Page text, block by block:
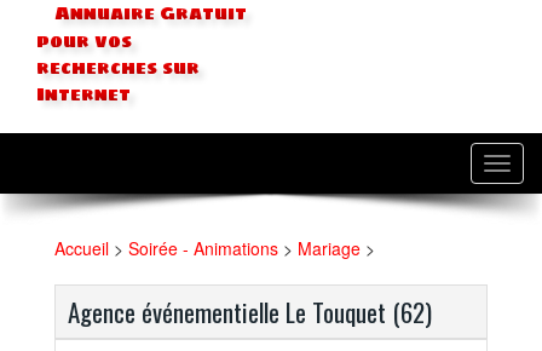
Annuaire Gratuit
pour vos
recherches sur
Internet
Accueil > Soirée - Animations > Mariage >
Agence événementielle Le Touquet (62)